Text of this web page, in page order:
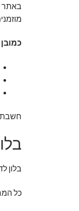
באתר
בלון
כל